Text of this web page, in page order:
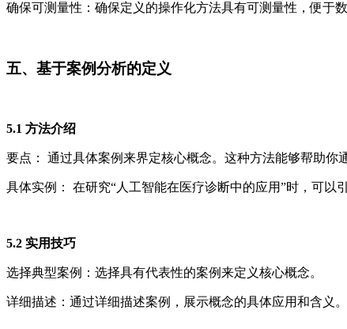
确保可测量性：确保定义的操作化方法具有可测量性，便于数
五、基于案例分析的定义
5.1 方法介绍
要点： 通过具体案例来界定核心概念。这种方法能够帮助你
具体实例： 在研究“人工智能在医疗诊断中的应用”时，可
5.2 实用技巧
选择典型案例：选择具有代表性的案例来定义核心概念。
详细描述：通过详细描述案例，展示概念的具体应用和含义。